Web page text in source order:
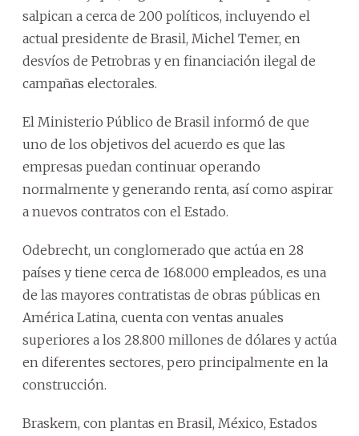
salpican a cerca de 200 políticos, incluyendo el
actual presidente de Brasil, Michel Temer, en
desvíos de Petrobras y en financiación ilegal de
campañas electorales.
El Ministerio Público de Brasil informó de que
uno de los objetivos del acuerdo es que las
empresas puedan continuar operando
normalmente y generando renta, así como aspirar
a nuevos contratos con el Estado.
Odebrecht, un conglomerado que actúa en 28
países y tiene cerca de 168.000 empleados, es una
de las mayores contratistas de obras públicas en
América Latina, cuenta con ventas anuales
superiores a los 28.800 millones de dólares y actúa
en diferentes sectores, pero principalmente en la
construcción.
Braskem, con plantas en Brasil, México, Estados